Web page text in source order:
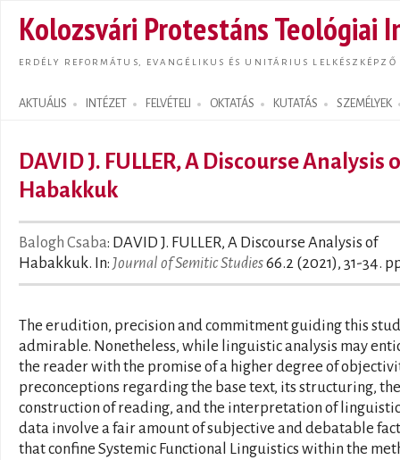
Kolozsvári Protestáns Teológiai
ERDÉLY REFORMÁTUS, EVANGÉLIKUS ÉS UNITÁRIUS LELKÉSZKÉPZŐ
AKTUÁLIS INTÉZET FELVÉTELI OKTATÁS KUTATÁS SZEMÉLYEK
Search form
DAVID J. FULLER, A Discourse Analysis
Habakkuk
Balogh Csaba: DAVID J. FULLER, A Discourse Analysis of
Habakkuk. In: Journal of Semitic Studies66.2 (2021), 31-34.
The erudition, precision and commitment guiding this
admirable. Nonetheless, while linguistic analysis may
the reader with the promise of a higher degree of
preconceptions regarding the base text, its structuring, the
construction of reading, and the interpretation of linguistic
data involve a fair amount of subjective and debatable
that confine Systemic Functional Linguistics within the